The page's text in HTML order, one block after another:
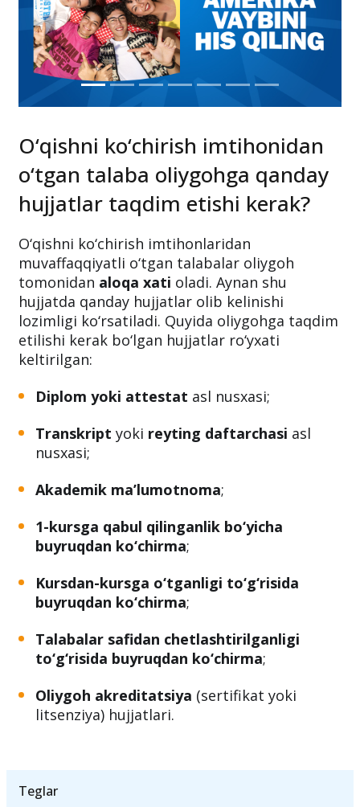
O‘qishni ko‘chirish imtihonidan
o‘tgan talaba oliygohga qanday
hujjatlar taqdim etishi kerak?
O‘qishni ko‘chirish imtihonlaridan
muvaffaqqiyatli o‘tgan talabalar oliygoh
tomonidan aloqa xati oladi. Aynan shu
hujjatda qanday hujjatlar olib kelinishi
lozimligi ko‘rsatiladi. Quyida oliygohga taqdim
etilishi kerak bo‘lgan hujjatlar ro‘yxati
keltirilgan:
Diplom yoki attestat asl nusxasi;
Transkript yoki reyting daftarchasi asl
nusxasi;
Akademik ma’lumotnoma;
1-kursga qabul qilinganlik bo‘yicha
buyruqdan ko‘chirma;
Kursdan-kursga o‘tganligi to‘g‘risida
buyruqdan ko‘chirma;
Talabalar safidan chetlashtirilganligi
to‘g‘risida buyruqdan ko‘chirma;
Oliygoh akreditatsiya (sertifikat yoki
litsenziya) hujjatlari.
Teglar